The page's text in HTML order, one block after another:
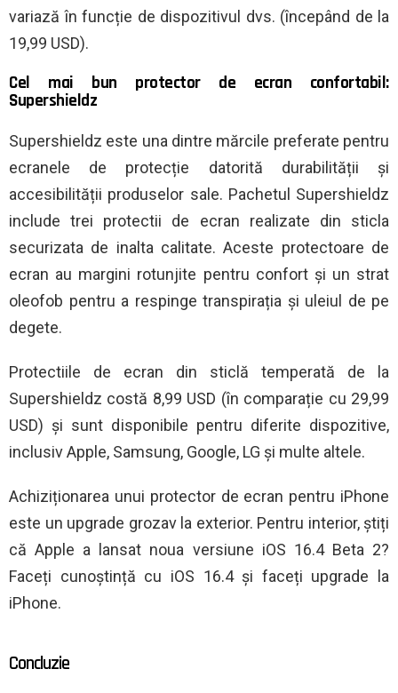
variază în funcție de dispozitivul dvs. (începând de la
19,99 USD).
Cel mai bun protector de ecran confortabil:
Supershieldz
Supershieldz este una dintre mărcile preferate pentru
ecranele de protecție datorită durabilității și
accesibilității produselor sale. Pachetul Supershieldz
include trei protectii de ecran realizate din sticla
securizata de inalta calitate. Aceste protectoare de
ecran au margini rotunjite pentru confort și un strat
oleofob pentru a respinge transpirația și uleiul de pe
degete.
Protectiile de ecran din sticlă temperată de la
Supershieldz costă 8,99 USD (în comparație cu 29,99
USD) și sunt disponibile pentru diferite dispozitive,
inclusiv Apple, Samsung, Google, LG și multe altele.
Achiziționarea unui protector de ecran pentru iPhone
este un upgrade grozav la exterior. Pentru interior, știți
că Apple a lansat noua versiune iOS 16.4 Beta 2?
Faceți cunoștință cu iOS 16.4 și faceți upgrade la
iPhone.
Concluzie